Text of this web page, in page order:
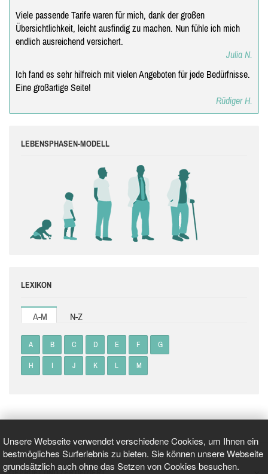
Unsere Webseite verwendet verschiedene Cookies, um Ihnen ein
bestmögliches Surferlebnis zu bieten. Sie können unsere Webseite
grundsätzlich auch ohne das Setzen von Cookies besuchen.
Viele passende Tarife waren für mich, dank der großen
Übersichtlichkeit, leicht ausfindig zu machen. Nun fühle ich mich
endlich ausreichend versichert.
Julia N.
Ich fand es sehr hilfreich mit vielen Angeboten für jede Bedürfnisse.
Eine großartige Seite!
Rüdiger H.
LEBENSPHASEN-MODELL
LEXIKON
A-M N-Z
A B C D E F G
H I J K L M